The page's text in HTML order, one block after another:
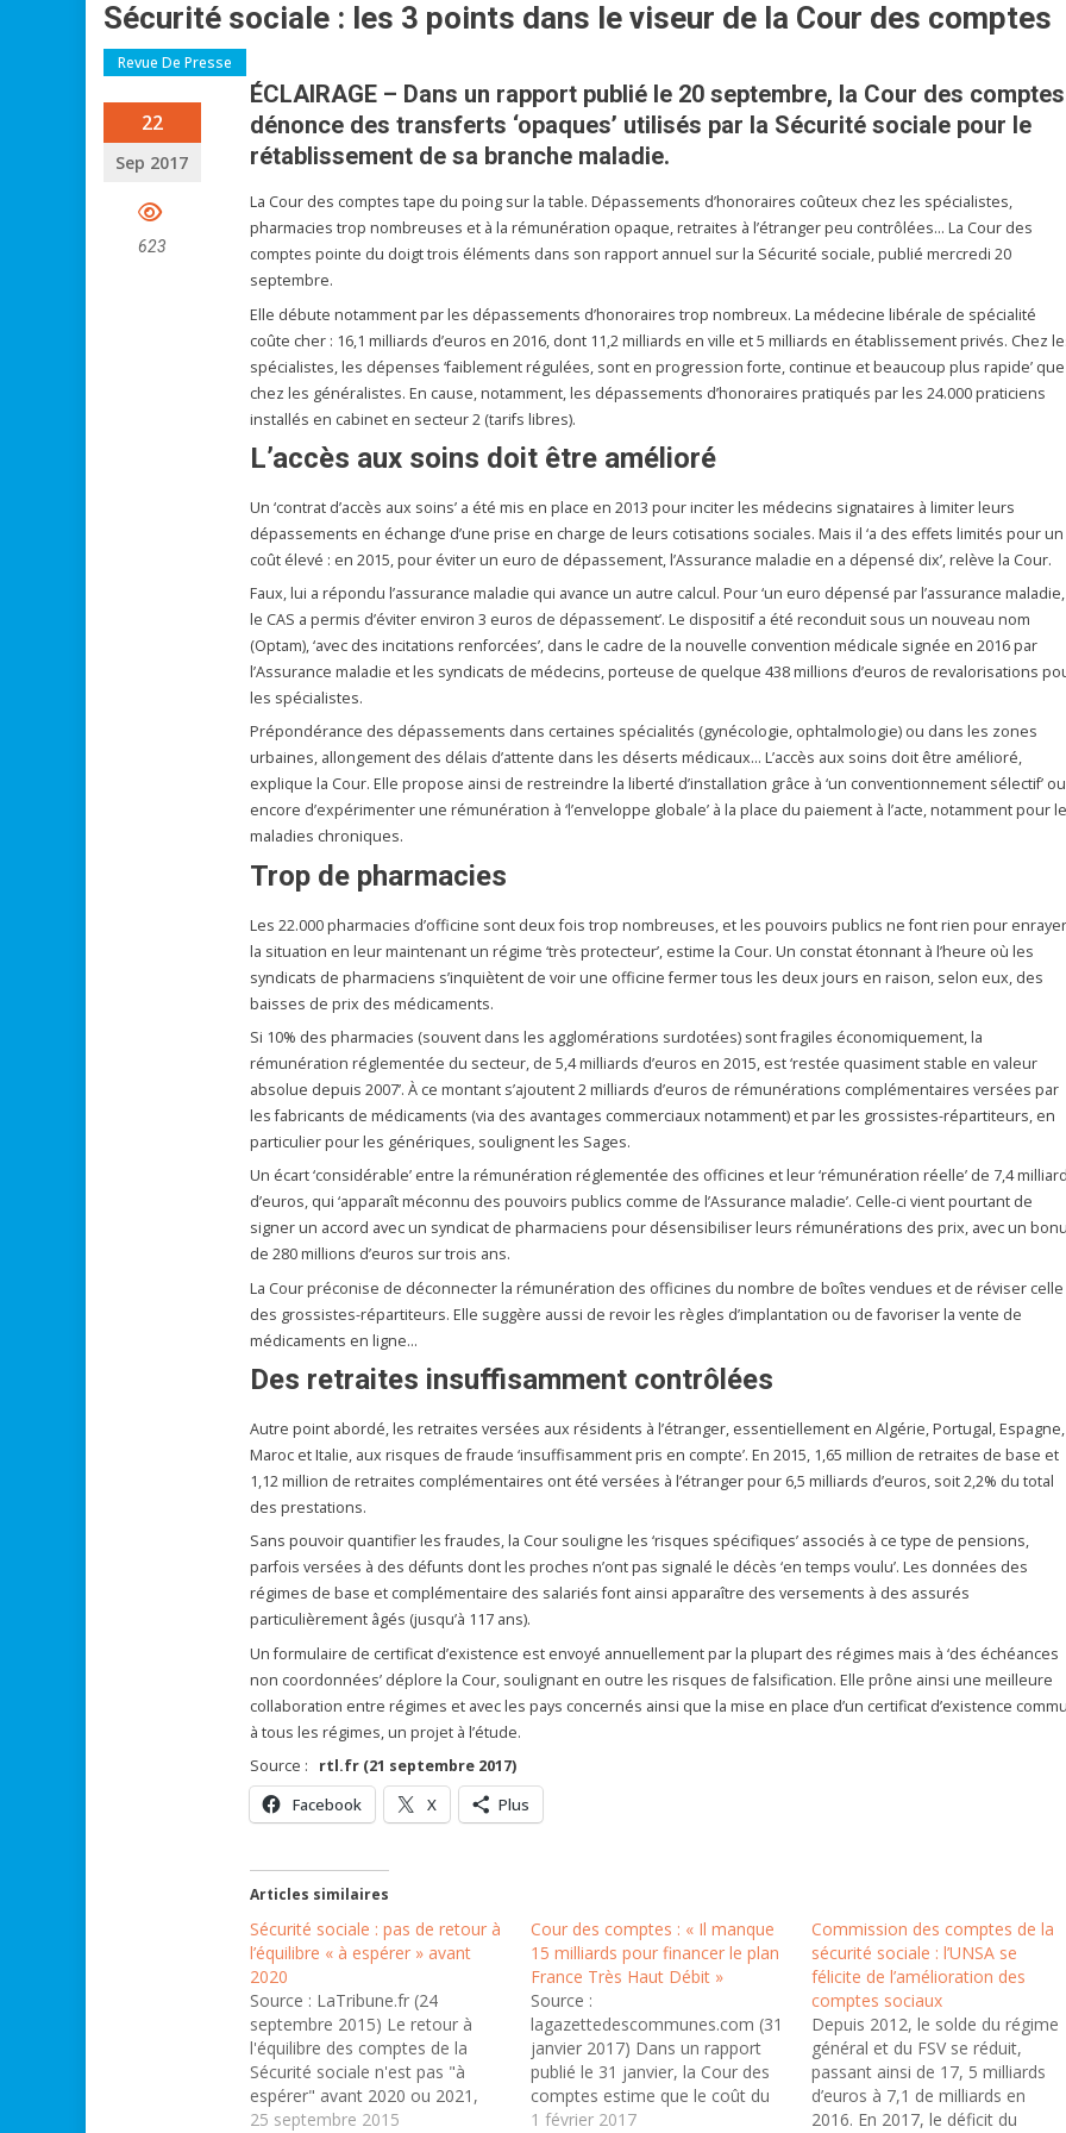
Sécurité sociale : les 3 points dans le viseur de la Cour des comptes
Revue De Presse
22
Sep 2017
623
ÉCLAIRAGE – Dans un rapport publié le 20 septembre, la Cour des comptes
dénonce des transferts ‘opaques’ utilisés par la Sécurité sociale pour le
rétablissement de sa branche maladie.
La Cour des comptes tape du poing sur la table. Dépassements d’honoraires coûteux chez les spécialistes,
pharmacies trop nombreuses et à la rémunération opaque, retraites à l’étranger peu contrôlées… La Cour des
comptes pointe du doigt trois éléments dans son rapport annuel sur la Sécurité sociale, publié mercredi 20
septembre.
Elle débute notamment par les dépassements d’honoraires trop nombreux. La médecine libérale de spécialité
coûte cher : 16,1 milliards d’euros en 2016, dont 11,2 milliards en ville et 5 milliards en établissement privés. Chez
spécialistes, les dépenses ‘faiblement régulées, sont en progression forte, continue et beaucoup plus rapide’ que
chez les généralistes. En cause, notamment, les dépassements d’honoraires pratiqués par les 24.000 praticiens
installés en cabinet en secteur 2 (tarifs libres).
L’accès aux soins doit être amélioré
Un ‘contrat d’accès aux soins’ a été mis en place en 2013 pour inciter les médecins signataires à limiter leurs
dépassements en échange d’une prise en charge de leurs cotisations sociales. Mais il ‘a des effets limités pour un
coût élevé : en 2015, pour éviter un euro de dépassement, l’Assurance maladie en a dépensé dix’, relève la Cour.
Faux, lui a répondu l’assurance maladie qui avance un autre calcul. Pour ‘un euro dépensé par l’assurance maladie,
le CAS a permis d’éviter environ 3 euros de dépassement’. Le dispositif a été reconduit sous un nouveau nom
(Optam), ‘avec des incitations renforcées’, dans le cadre de la nouvelle convention médicale signée en 2016 par
l’Assurance maladie et les syndicats de médecins, porteuse de quelque 438 millions d’euros de revalorisations
les spécialistes.
Prépondérance des dépassements dans certaines spécialités (gynécologie, ophtalmologie) ou dans les zones
urbaines, allongement des délais d’attente dans les déserts médicaux… L’accès aux soins doit être amélioré,
explique la Cour. Elle propose ainsi de restreindre la liberté d’installation grâce à ‘un conventionnement sélectif’ ou
encore d’expérimenter une rémunération à ‘l’enveloppe globale’ à la place du paiement à l’acte, notamment pour
maladies chroniques.
Trop de pharmacies
Les 22.000 pharmacies d’officine sont deux fois trop nombreuses, et les pouvoirs publics ne font rien pour enrayer
la situation en leur maintenant un régime ‘très protecteur’, estime la Cour. Un constat étonnant à l’heure où les
syndicats de pharmaciens s’inquiètent de voir une officine fermer tous les deux jours en raison, selon eux, des
baisses de prix des médicaments.
Si 10% des pharmacies (souvent dans les agglomérations surdotées) sont fragiles économiquement, la
rémunération réglementée du secteur, de 5,4 milliards d’euros en 2015, est ‘restée quasiment stable en valeur
absolue depuis 2007’. À ce montant s’ajoutent 2 milliards d’euros de rémunérations complémentaires versées par
les fabricants de médicaments (via des avantages commerciaux notamment) et par les grossistes-répartiteurs, en
particulier pour les génériques, soulignent les Sages.
Un écart ‘considérable’ entre la rémunération réglementée des officines et leur ‘rémunération réelle’ de 7,4
d’euros, qui ‘apparaît méconnu des pouvoirs publics comme de l’Assurance maladie’. Celle-ci vient pourtant de
signer un accord avec un syndicat de pharmaciens pour désensibiliser leurs rémunérations des prix, avec un
de 280 millions d’euros sur trois ans.
La Cour préconise de déconnecter la rémunération des officines du nombre de boîtes vendues et de réviser celle
des grossistes-répartiteurs. Elle suggère aussi de revoir les règles d’implantation ou de favoriser la vente de
médicaments en ligne…
Des retraites insuffisamment contrôlées
Autre point abordé, les retraites versées aux résidents à l’étranger, essentiellement en Algérie, Portugal, Espagne,
Maroc et Italie, aux risques de fraude ‘insuffisamment pris en compte’. En 2015, 1,65 million de retraites de base et
1,12 million de retraites complémentaires ont été versées à l’étranger pour 6,5 milliards d’euros, soit 2,2% du total
des prestations.
Sans pouvoir quantifier les fraudes, la Cour souligne les ‘risques spécifiques’ associés à ce type de pensions,
parfois versées à des défunts dont les proches n’ont pas signalé le décès ‘en temps voulu’. Les données des
régimes de base et complémentaire des salariés font ainsi apparaître des versements à des assurés
particulièrement âgés (jusqu’à 117 ans).
Un formulaire de certificat d’existence est envoyé annuellement par la plupart des régimes mais à ‘des échéances
non coordonnées’ déplore la Cour, soulignant en outre les risques de falsification. Elle prône ainsi une meilleure
collaboration entre régimes et avec les pays concernés ainsi que la mise en place d’un certificat d’existence
à tous les régimes, un projet à l’étude.
Source : rtl.fr (21 septembre 2017)
Facebook X Plus
Articles similaires
Sécurité sociale : pas de retour à
l’équilibre « à espérer » avant
2020
Source : LaTribune.fr (24
septembre 2015) Le retour à
l'équilibre des comptes de la
Sécurité sociale n'est pas "à
espérer" avant 2020 ou 2021,
estime la Commission des
25 septembre 2015
Cour des comptes : « Il manque
15 milliards pour financer le plan
France Très Haut Débit »
Source :
lagazettedescommunes.com (31
janvier 2017) Dans un rapport
publié le 31 janvier, la Cour des
comptes estime que le coût du
Plan France Très haut débit va
1 février 2017
Commission des comptes de la
sécurité sociale : l’UNSA se
félicite de l’amélioration des
comptes sociaux
Depuis 2012, le solde du régime
général et du FSV se réduit,
passant ainsi de 17, 5 milliards
d’euros à 7,1 de milliards en
2016. En 2017, le déficit du